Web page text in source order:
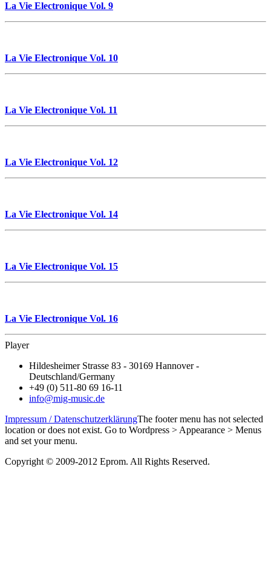
La Vie Electronique Vol. 9
La Vie Electronique Vol. 10
La Vie Electronique Vol. 11
La Vie Electronique Vol. 12
La Vie Electronique Vol. 14
La Vie Electronique Vol. 15
La Vie Electronique Vol. 16
Player
Hildesheimer Strasse 83 - 30169 Hannover -
Deutschland/Germany
+49 (0) 511-80 69 16-11
info@mig-music.de
Impressum / DatenschutzerklärungThe footer menu has not selected
location or does not exist. Go to Wordpress > Appearance > Menus
and set your menu.
Copyright © 2009-2012 Eprom. All Rights Reserved.